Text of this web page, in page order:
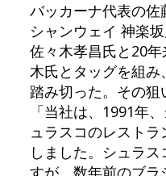
バッカーナ代表の佐
シャンウェイ 神楽
佐々木孝昌氏と20
木氏とタッグを組み
踏み切った。その狙
「当社は、1991年
ュラスコのレスト
しました。シュラ
すが、数年前のブラ